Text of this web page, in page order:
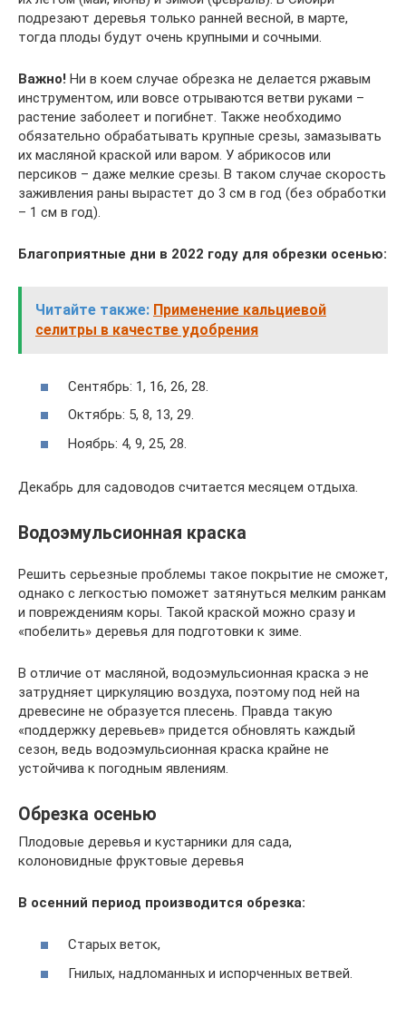
подрезают деревья только ранней весной, в марте,
тогда плоды будут очень крупными и сочными.
Важно! Ни в коем случае обрезка не делается ржавым
инструментом, или вовсе отрываются ветви руками –
растение заболеет и погибнет. Также необходимо
обязательно обрабатывать крупные срезы, замазывать
их масляной краской или варом. У абрикосов или
персиков – даже мелкие срезы. В таком случае скорость
заживления раны вырастет до 3 см в год (без обработки
– 1 см в год).
Благоприятные дни в 2022 году для обрезки осенью:
Читайте также: Применение кальциевой
селитры в качестве удобрения
Сентябрь: 1, 16, 26, 28.
Октябрь: 5, 8, 13, 29.
Ноябрь: 4, 9, 25, 28.
Декабрь для садоводов считается месяцем отдыха.
Водоэмульсионная краска
Решить серьезные проблемы такое покрытие не сможет,
однако с легкостью поможет затянуться мелким ранкам
и повреждениям коры. Такой краской можно сразу и
«побелить» деревья для подготовки к зиме.
В отличие от масляной, водоэмульсионная краска э не
затрудняет циркуляцию воздуха, поэтому под ней на
древесине не образуется плесень. Правда такую
«поддержку деревьев» придется обновлять каждый
сезон, ведь водоэмульсионная краска крайне не
устойчива к погодным явлениям.
Обрезка осенью
Плодовые деревья и кустарники для сада,
колоновидные фруктовые деревья
В осенний период производится обрезка:
Старых веток,
Гнилых, надломанных и испорченных ветвей.